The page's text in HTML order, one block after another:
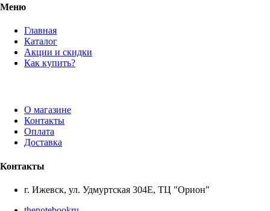
Меню
Главная
Каталог
Акции и скидки
Как купить?
О магазине
Контакты
Оплата
Доставка
Контакты
г. Ижевск, ул. Удмуртская 304Е, ТЦ "Орион"